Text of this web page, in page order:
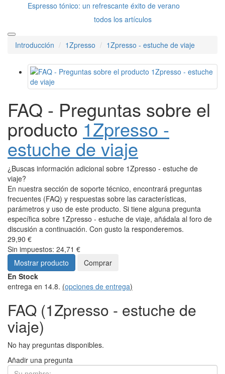
Espresso tónico: un refrescante éxito de verano
todos los artículos
Introducción 1Zpresso 1Zpresso - estuche de viaje
FAQ - Preguntas sobre el
producto 1Zpresso -
estuche de viaje
¿Buscas información adicional sobre 1Zpresso - estuche de
viaje?
En nuestra sección de soporte técnico, encontrará preguntas
frecuentes (FAQ) y respuestas sobre las características,
parámetros y uso de este producto. Si tiene alguna pregunta
específica sobre 1Zpresso - estuche de viaje, añádala al foro de
discusión a continuación. Con gusto la responderemos.
29,90 €
Sin impuestos: 24,71 €
Mostrar producto
Comprar
En Stock
entrega en 14.8. (opciones de entrega)
FAQ (1Zpresso - estuche de
viaje)
No hay preguntas disponibles.
Añadir una pregunta